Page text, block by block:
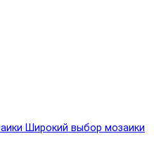
Широкий выбор мозаики